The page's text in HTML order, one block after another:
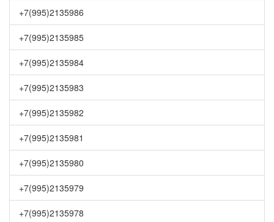
+7(995)2135986
+7(995)2135985
+7(995)2135984
+7(995)2135983
+7(995)2135982
+7(995)2135981
+7(995)2135980
+7(995)2135979
+7(995)2135978